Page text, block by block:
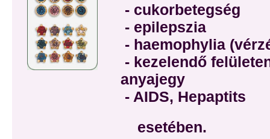
- cukorbetegség
- epilepszia
- haemophylia
- kezelendő
anyajegy
- AIDS, Hepaptits
esetében.